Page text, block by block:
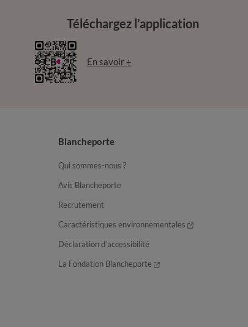
Téléchargez l’application
En savoir +
Blancheporte
Qui sommes-nous ?
Avis Blancheporte
Recrutement
Caractéristiques environnementales
Déclaration d’accessibilité
La Fondation Blancheporte